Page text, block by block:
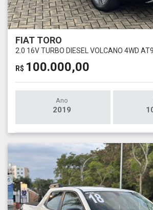
FIAT TORO
2.0 16V TURBO DIESEL VOLCANO 4WD AT9
R$ 100.000,00
Ano
2019